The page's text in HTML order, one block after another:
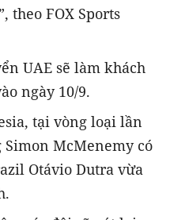
theo FOX Sports
UAE sẽ làm khách
ngày 10/9.
tại vòng loại lần
McMenemy có
Otávio Dutra vừa